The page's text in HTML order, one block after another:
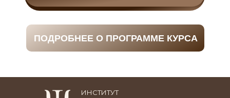
ПОДРОБНЕЕ О ПРОГРАММЕ КУРСА
ИНСТИТУТ